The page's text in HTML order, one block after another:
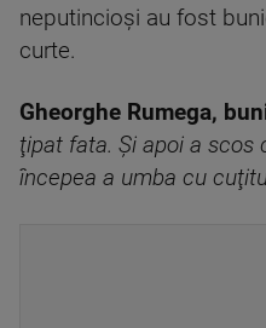
neputincioşi au fost
curte.
Gheorghe Rumega,
ţipat fata. Şi apoi a scos
începea a umba cu